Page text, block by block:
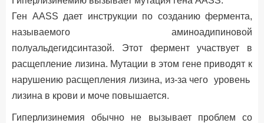
Ген AASS дает инструкции по созданию фермента,
называемого аминоадипиновой
полуальдегидсинтазой. Этот фермент участвует в
расщепление лизина. Мутации в этом гене приводят к
нарушению расщепления лизина, из-за чего уровень
лизина в крови и моче повышается.
Гиперлизинемия обычно не вызывает проблем со